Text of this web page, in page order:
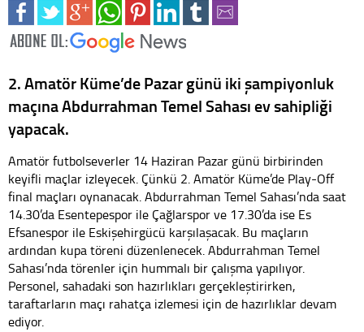
2. Amatör Küme’de Pazar günü iki şampiyonluk
maçına Abdurrahman Temel Sahası ev sahipliği
yapacak.
Amatör futbolseverler 14 Haziran Pazar günü birbirinden
keyifli maçlar izleyecek. Çünkü 2. Amatör Küme’de Play-Off
final maçları oynanacak. Abdurrahman Temel Sahası’nda saat
14.30’da Esentepespor ile Çağlarspor ve 17.30’da ise Es
Efsanespor ile Eskişehirgücü karşılaşacak. Bu maçların
ardından kupa töreni düzenlenecek. Abdurrahman Temel
Sahası’nda törenler için hummalı bir çalışma yapılıyor.
Personel, sahadaki son hazırlıkları gerçekleştirirken,
taraftarların maçı rahatça izlemesi için de hazırlıklar devam
ediyor.